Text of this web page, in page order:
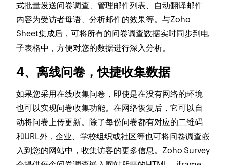
式批量发送问卷调查、管理邮件列表、自动翻译邮件
内容为受访者母语、分析邮件的效果等。与Zoho
Sheet集成后，可将所有的问卷调查数据实时同步到电
子表格中，方便对您的数据进行深入分析。
4、离线问卷，快捷收集数据
如果您采用在线收集问卷，即使是在没有网络的环境
也可以实现问卷收集功能。在网络恢复后，它可以自
动将问卷上传更新。除了每份问卷都有对应的二维码
和URL外，企业、学校组织或社区等也可将问卷调查嵌
入到您的网站中，收集访客的更多信息。Zoho Survey